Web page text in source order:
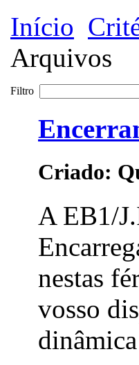
Início
Arquivos
Filtro
Criado:
A EB1/
nestas
vosso